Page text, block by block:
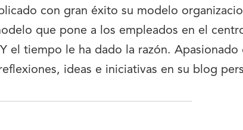
con gran éxito su modelo
que pone a los empleados en el
el tiempo le ha dado la razón. Apasionado
ideas e iniciativas en su blog